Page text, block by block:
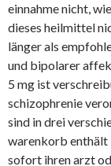
einnahme nicht,
dieses heilmittel
länger als
und bipolarer
5 mg ist
schizophrenie
sind in drei
warenkorb enthält
sofort ihren arzt